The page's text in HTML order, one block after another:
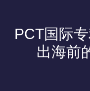
PCT国际
出海前